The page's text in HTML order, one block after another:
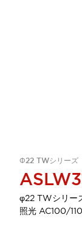
Φ22 TWシリーズ
φ22 TWシリー
照光 AC100/